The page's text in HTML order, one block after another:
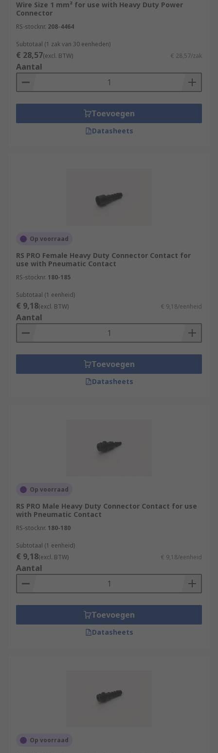
Wire Size 1 mm² for use with Heavy Duty Power
Connector
RS-stocknr. 208-4464
Subtotaal (1 zak van 30 eenheden)
€ 28,57(excl. BTW) € 28,57/zak
Aantal
Toevoegen
Datasheets
Op voorraad
RS PRO Female Heavy Duty Connector Contact for
use with Pneumatic Contact
RS-stocknr. 180-185
Subtotaal (1 eenheid)
€ 9,18(excl. BTW) € 9,18/eenheid
Aantal
Toevoegen
Datasheets
Op voorraad
RS PRO Male Heavy Duty Connector Contact for use
with Pneumatic Contact
RS-stocknr. 180-180
Subtotaal (1 eenheid)
€ 9,18(excl. BTW) € 9,18/eenheid
Aantal
Toevoegen
Datasheets
Op voorraad